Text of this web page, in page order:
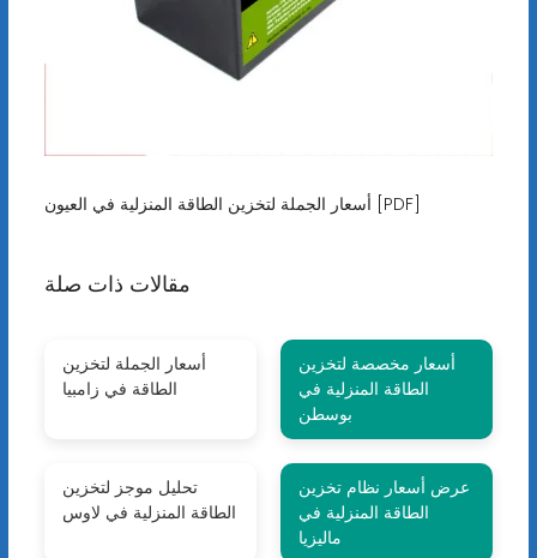
أسعار الجملة لتخزين الطاقة المنزلية في العيون [PDF]
مقالات ذات صلة
أسعار الجملة لتخزين
الطاقة في زامبيا
أسعار مخصصة لتخزين
الطاقة المنزلية في
بوسطن
تحليل موجز لتخزين
الطاقة المنزلية في لاوس
عرض أسعار نظام تخزين
الطاقة المنزلية في
ماليزيا